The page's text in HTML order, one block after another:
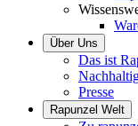
Über Uns
Das ist
Presse
Rapunzel Welt